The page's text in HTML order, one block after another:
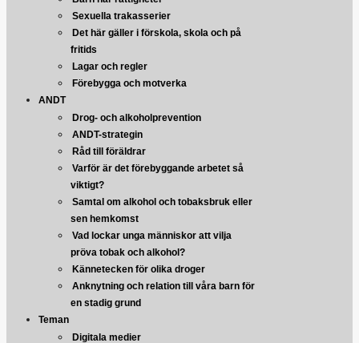
Sexuella trakasserier
Det här gäller i förskola, skola och på
fritids
Lagar och regler
Förebygga och motverka
ANDT
Drog- och alkoholprevention
ANDT-strategin
Råd till föräldrar
Varför är det förebyggande arbetet så
viktigt?
Samtal om alkohol och tobaksbruk eller
sen hemkomst
Vad lockar unga människor att vilja
pröva tobak och alkohol?
Kännetecken för olika droger
Anknytning och relation till våra barn för
en stadig grund
Teman
Digitala medier